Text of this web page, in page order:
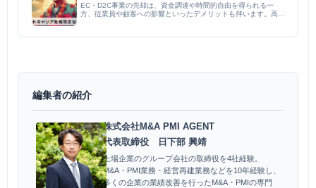
EC・D2C事業の売却は、資金調達や時間的自由を得られる一
方、従業員や顧客への影響といったデメリットも伴います。高く
起業や...
編集者の紹介
株式会社M&A PMI AGENT
代表取締役 日下部 興靖
上場企業のグループ会社の取締役を4社経験。
M&A・PMI業務・経営再建業務などを10年経験し、
多くの企業の業績改善を行ったM&A・PMIの専門